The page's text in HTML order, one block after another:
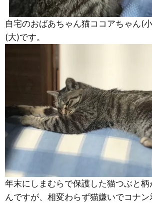
自宅のおばあちゃん猫ココアちゃん(
(大)です。
年末にしまむらで保護した猫つぶと
んですが、相変わらず猫嫌いでコナン